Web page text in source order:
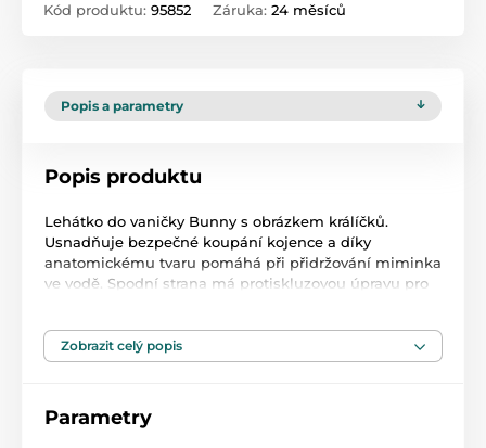
Kód produktu: 95852 Záruka: 24 měsíců
Popis a parametry
Popis produktu
Lehátko do vaničky Bunny s obrázkem králíčků.
Usnadňuje bezpečné koupání kojence a díky
anatomickému tvaru pomáhá při přidržování miminka
ve vodě. Spodní strana má protiskluzovou úpravu pro
Zobrazit celý popis
Parametry